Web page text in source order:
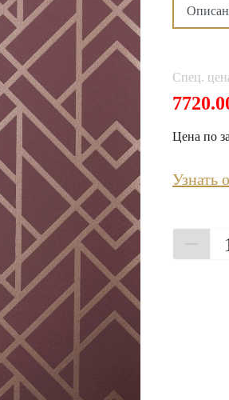
Спец.
Цена по
Узнать